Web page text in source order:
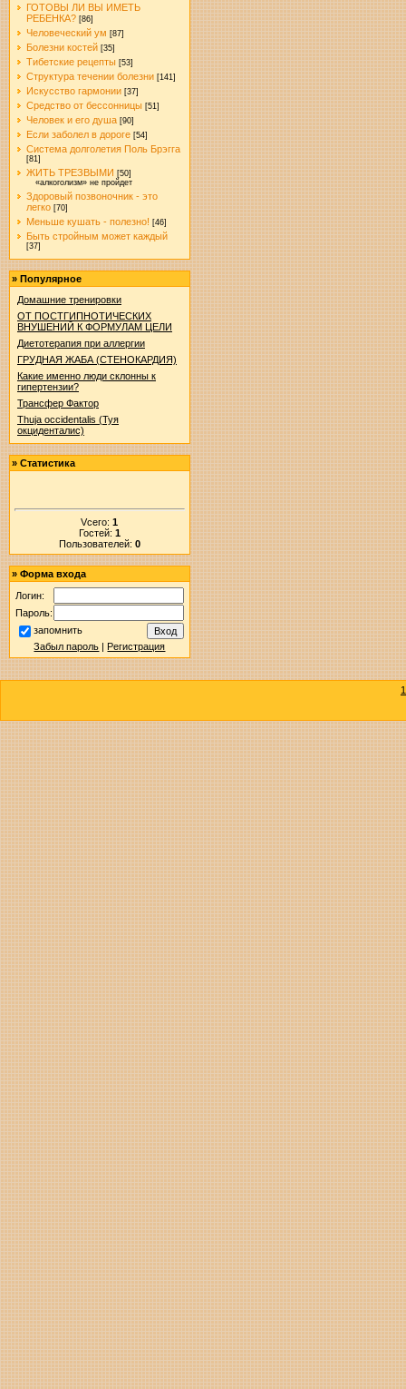
ГОТОВЫ ЛИ ВЫ ИМЕТЬ
РЕБЕНКА? [86]
Человеческий ум [87]
Болезни костей [35]
Тибетские рецепты [53]
Структура течении болезни [141]
Искусство гармонии [37]
Средство от бессонницы [51]
Человек и его душа [90]
Если заболел в дороге [54]
Система долголетия Поль Брэгга
[81]
ЖИТЬ ТРЕЗВЫМИ [50]
«алкоголизм» не пройдет
Здоровый позвоночник - это
легко [70]
Меньше кушать - полезно! [46]
Быть стройным может каждый
[37]
» Популярное
Домашние тренировки
ОТ ПОСТГИПНОТИЧЕСКИХ
ВНУШЕНИЙ К ФОРМУЛАМ ЦЕЛИ
Диетотерапия при аллергии
ГРУДНАЯ ЖАБА (СТЕНОКАРДИЯ)
Какие именно люди склонны к
гипертензии?
Трансфер Фактор
Thuja occidentalis (Туя
окциденталис)
» Статистика
Vсего:1
Гостей: 1
Пользователей: 0
» Форма входа
Логин:
Пароль:
запомнить
Забыл пароль |Регистрация